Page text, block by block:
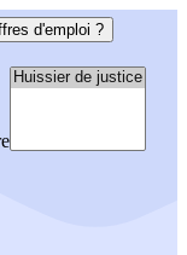
d'emploi ?